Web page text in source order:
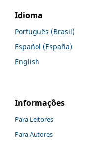
Idioma
Português (Brasil)
Español (España)
English
Informações
Para Leitores
Para Autores